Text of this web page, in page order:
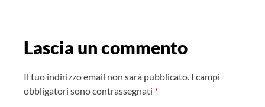
g
a
z
i
Lascia un commento
Il tuo indirizzo email non sarà pubblicato. I campi
obbligatori sono contrassegnati *